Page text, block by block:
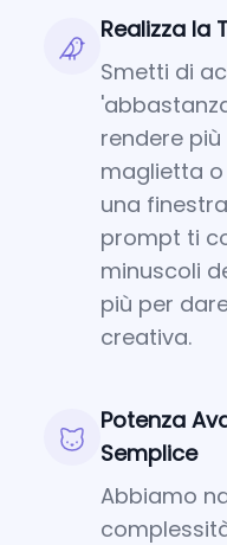
Realizza la
Smetti di
rendere
maglietta
una
prompt ti
minuscoli
più per
creativa.
Potenza
Semplice
Abbiamo